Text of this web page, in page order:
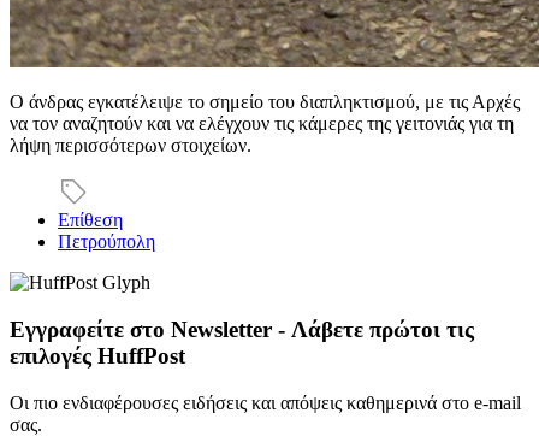
Ο άνδρας εγκατέλειψε το σημείο του διαπληκτισμού, με τις Αρχές
να τον αναζητούν και να ελέγχουν τις κάμερες της γειτονιάς για τη
λήψη περισσότερων στοιχείων.
Επίθεση
Πετρούπολη
Εγγραφείτε στο Newsletter - Λάβετε πρώτοι τις
επιλογές HuffPost
Οι πιο ενδιαφέρουσες ειδήσεις και απόψεις καθημερινά στο e-mail
σας.